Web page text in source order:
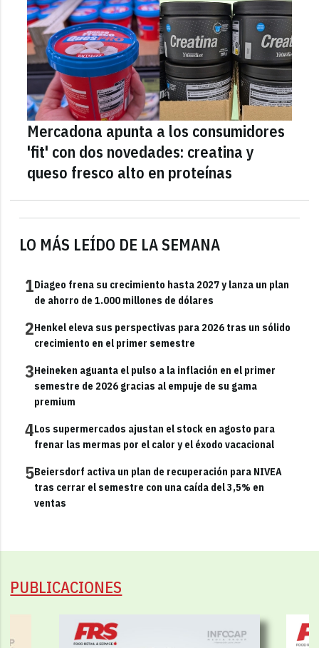
LO MÁS LEÍDO DE LA SEMANA
1Diageo frena su crecimiento hasta 2027 y lanza un plan
de ahorro de 1.000 millones de dólares
2Henkel eleva sus perspectivas para 2026 tras un sólido
crecimiento en el primer semestre
3Heineken aguanta el pulso a la inflación en el primer
semestre de 2026 gracias al empuje de su gama
premium
4Los supermercados ajustan el stock en agosto para
frenar las mermas por el calor y el éxodo vacacional
5Beiersdorf activa un plan de recuperación para NIVEA
tras cerrar el semestre con una caída del 3,5% en
ventas
Mercadona apunta a los consumidores
'fit' con dos novedades: creatina y
queso fresco alto en proteínas
PUBLICACIONES